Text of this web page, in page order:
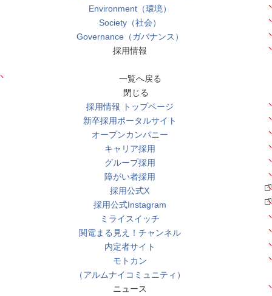
Environment（環境）
Society（社会）
Governance（ガバナンス）
採用情報
一覧へ戻る
閉じる
採用情報 トップページ
新卒採用ポータルサイト
オープンカンパニー
キャリア採用
グループ採用
障がい者採用
採用公式X
採用公式Instagram
ミライスイッチ
関電まる見え！チャンネル
内定者サイト
モトカン
（アルムナイコミュニティ）
ニュース